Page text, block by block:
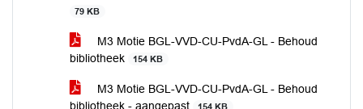
79 KB
M3 Motie BGL-VVD-CU-PvdA-GL - Behoud
bibliotheek
154 KB
M3 Motie BGL-VVD-CU-PvdA-GL - Behoud
bibliotheek - aangepast
154 KB